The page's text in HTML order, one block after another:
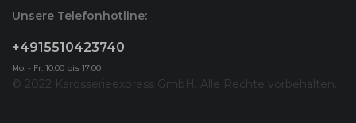
Unsere Telefonhotline:
+4915510423740
Mo. - Fr. 10:00 bis 17:00
© 2022 Karosserieexpress GmbH. Alle Rechte vorbehalten.